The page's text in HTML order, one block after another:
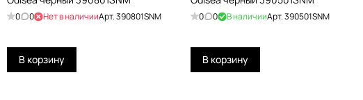
0 0 Нет в наличииАрт.390801SNM
В корзину
0 0 В наличииАрт.390501SNM
В корзину